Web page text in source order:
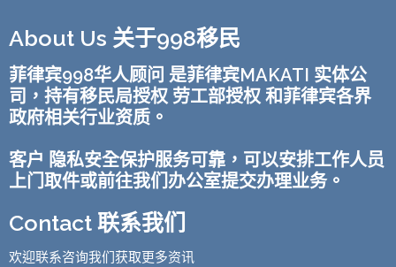
About Us 关于998移民
菲律宾998华人顾问 是菲律宾MAKATI 实体公
司，持有移民局授权 劳工部授权 和菲律宾各界
政府相关行业资质。
客户 隐私安全保护服务可靠，可以安排工作人员
上门取件或前往我们办公室提交办理业务。
Contact 联系我们
欢迎联系咨询我们获取更多资讯